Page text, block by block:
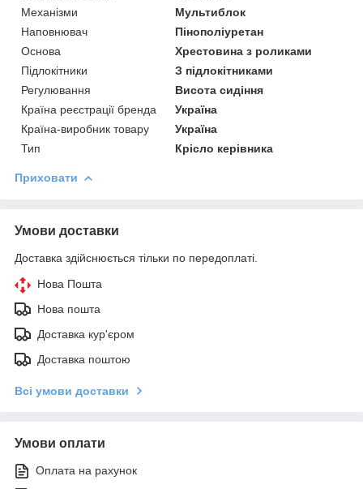
Механізми
Мультиблок
Наповнювач
Пінополіуретан
Основа
Хрестовина з роликами
Підлокітники
З підлокітниками
Регулювання
Висота сидіння
Країна реєстрації бренда
Україна
Країна-виробник товару
Україна
Тип
Крісло керівника
Приховати
Умови доставки
Доставка здійснюється тільки по передоплаті.
Нова Пошта
Нова пошта
Доставка кур'єром
Доставка поштою
Всі умови доставки
Умови оплати
Оплата на рахунок